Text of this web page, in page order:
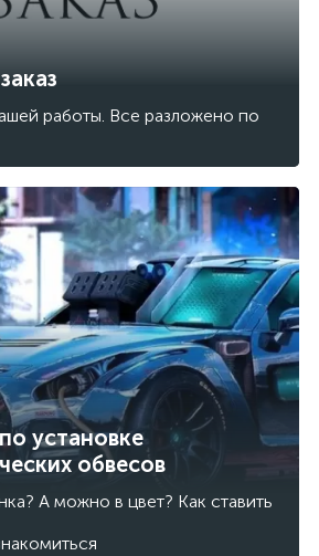
работы. Все разложено по
установке
обвесов
А можно в цвет? Как ставить